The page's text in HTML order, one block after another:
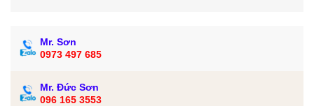
Mr. Sơn
0973 497 685
Mr. Đức Sơn
096 165 3553